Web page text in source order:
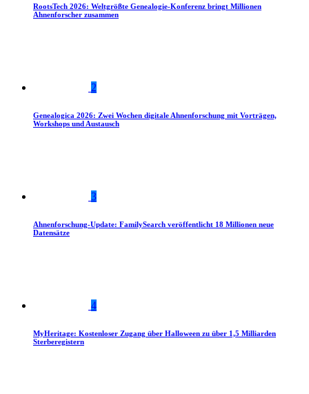
RootsTech 2026: Weltgrößte Genealogie-Konferenz bringt Millionen
Ahnenforscher zusammen
2
Genealogica 2026: Zwei Wochen digitale Ahnenforschung mit Vorträgen,
Workshops und Austausch
3
Ahnenforschung-Update: FamilySearch veröffentlicht 18 Millionen neue
Datensätze
4
MyHeritage: Kostenloser Zugang über Halloween zu über 1,5 Milliarden
Sterberegistern